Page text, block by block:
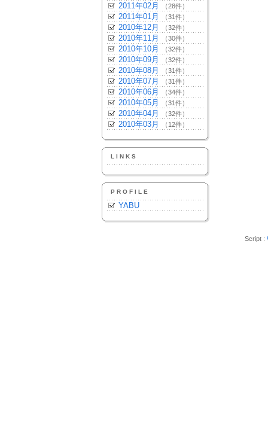
2011年02月 （28件）
2011年01月 （31件）
2010年12月 （32件）
2010年11月 （30件）
2010年10月 （32件）
2010年09月 （32件）
2010年08月 （31件）
2010年07月 （31件）
2010年06月 （34件）
2010年05月 （31件）
2010年04月 （32件）
2010年03月 （12件）
LINKS
PROFILE
YABU
Script :